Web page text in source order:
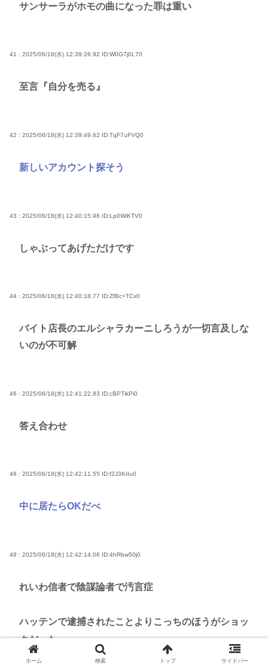
サンサーラがホモの曲になった罪は重い
41 : 2025/06/18(水) 12:39:26.92 ID:W0G7j0L70
至言『自分を売る』
42 : 2025/06/18(水) 12:39:49.62 ID:TqF7uFVQ0
新しいアカウント探そう
43 : 2025/06/18(水) 12:40:15.96 ID:Lp0WiKTV0
しゃぶってあげただけです
44 : 2025/06/18(水) 12:40:18.77 ID:ZfBc+TCx0
バイト店長のエルシャラカーニしろうが一切言及しな
いのが不可解
46 : 2025/06/18(水) 12:41:22.83 ID:cBPTikPi0
答え合わせ
48 : 2025/06/18(水) 12:42:11.55 ID:f2J3KtIu0
中に居たらOKだべ
49 : 2025/06/18(水) 12:42:14.06 ID:4hRbw50j0
れいわ信者で陰謀論者で汚言症
ハッテンで逮捕されたことよりこっちのほうがショッ
クだった
ホーム 検索 トップ サイドバー